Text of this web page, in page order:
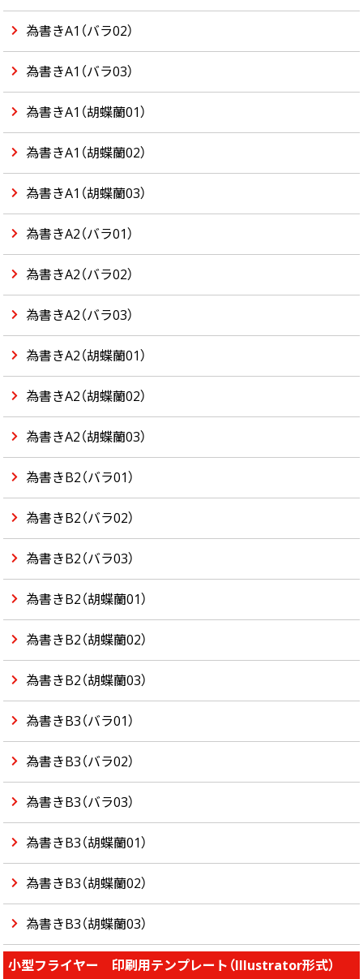
為書きA1（バラ02）
為書きA1（バラ03）
為書きA1（胡蝶蘭01）
為書きA1（胡蝶蘭02）
為書きA1（胡蝶蘭03）
為書きA2（バラ01）
為書きA2（バラ02）
為書きA2（バラ03）
為書きA2（胡蝶蘭01）
為書きA2（胡蝶蘭02）
為書きA2（胡蝶蘭03）
為書きB2（バラ01）
為書きB2（バラ02）
為書きB2（バラ03）
為書きB2（胡蝶蘭01）
為書きB2（胡蝶蘭02）
為書きB2（胡蝶蘭03）
為書きB3（バラ01）
為書きB3（バラ02）
為書きB3（バラ03）
為書きB3（胡蝶蘭01）
為書きB3（胡蝶蘭02）
為書きB3（胡蝶蘭03）
小型フライヤー 印刷用テンプレート（Illustrator形式）